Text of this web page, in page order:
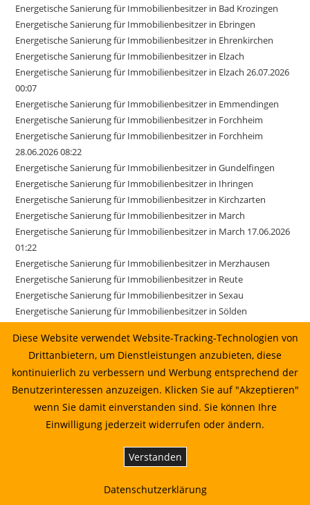
Energetische Sanierung für Immobilienbesitzer in Bad Krozingen
Energetische Sanierung für Immobilienbesitzer in Ebringen
Energetische Sanierung für Immobilienbesitzer in Ehrenkirchen
Energetische Sanierung für Immobilienbesitzer in Elzach
Energetische Sanierung für Immobilienbesitzer in Elzach 26.07.2026
00:07
Energetische Sanierung für Immobilienbesitzer in Emmendingen
Energetische Sanierung für Immobilienbesitzer in Forchheim
Energetische Sanierung für Immobilienbesitzer in Forchheim
28.06.2026 08:22
Energetische Sanierung für Immobilienbesitzer in Gundelfingen
Energetische Sanierung für Immobilienbesitzer in Ihringen
Energetische Sanierung für Immobilienbesitzer in Kirchzarten
Energetische Sanierung für Immobilienbesitzer in March
Energetische Sanierung für Immobilienbesitzer in March 17.06.2026
01:22
Energetische Sanierung für Immobilienbesitzer in Merzhausen
Energetische Sanierung für Immobilienbesitzer in Reute
Energetische Sanierung für Immobilienbesitzer in Sexau
Energetische Sanierung für Immobilienbesitzer in Sölden
Energetische Sanierung für Immobilienbesitzer in Weisweil
Energetische Sanierung in Au vom Sonnenkaufhaus prüfen lassen
Energetische Sanierung in Bahlingen am Kaiserstuhl: Planung,
Wirtschaftlichkeit und Umsetzung
Energetische Sanierung in Biederbach: Planung, Wirtschaftlichkeit
und Umsetzung
und Umsetzung 01.07.2026 00:22
Energetische Sanierung in Bötzingen vom Sonnenkaufhaus prüfen
Diese Website verwendet Website-Tracking-Technologien von
Drittanbietern, um Dienstleistungen anzubieten, diese
kontinuierlich zu verbessern und Werbung entsprechend der
Benutzerinteressen anzuzeigen. Klicken Sie auf "Akzeptieren"
wenn Sie damit einverstanden sind. Sie können Ihre
Einwilligung jederzeit widerrufen oder ändern.
Verstanden
Datenschutzerklärung